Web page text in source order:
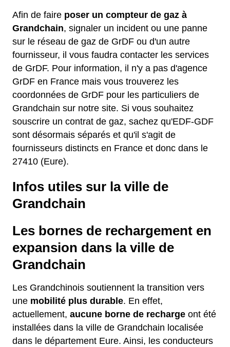
Afin de faire poser un compteur de gaz à
Grandchain, signaler un incident ou une panne
sur le réseau de gaz de GrDF ou d'un autre
fournisseur, il vous faudra contacter les services
de GrDF. Pour information, il n'y a pas d'agence
GrDF en France mais vous trouverez les
coordonnées de GrDF pour les particuliers de
Grandchain sur notre site. Si vous souhaitez
souscrire un contrat de gaz, sachez qu'EDF-GDF
sont désormais séparés et qu'il s'agit de
fournisseurs distincts en France et donc dans le
27410 (Eure).
Infos utiles sur la ville de
Grandchain
Les bornes de rechargement en
expansion dans la ville de
Grandchain
Les Grandchinois soutiennent la transition vers
une mobilité plus durable. En effet,
actuellement, aucune borne de recharge ont été
installées dans la ville de Grandchain localisée
dans le département Eure. Ainsi, les conducteurs